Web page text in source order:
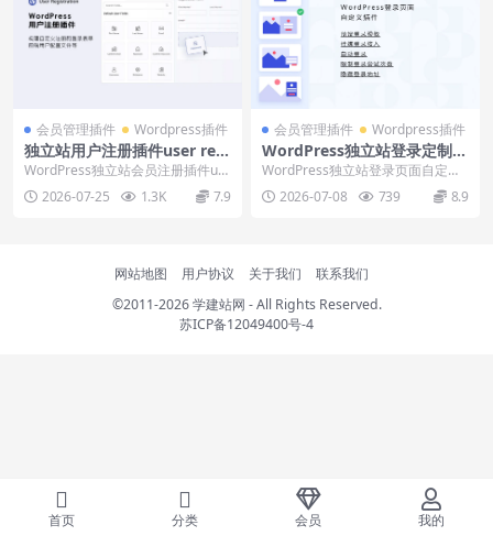
会员管理插件 Wordpress插件
独立站用户注册插件user regi
stration下载安装使用教程
WordPress独立站会员注册插件us
er registration，支持注册...
2026-07-25 1.3K 7.9
会员管理插件 Wordpress插件
WordPress独立站登录定制L
oginpress插件下载使用教程
WordPress独立站登录页面自定义
插件loginpress，支持预设登录页
面...2026-07-08 739 8.9
网站地图 用户协议 关于我们
联系我们
©2011-2026学建站网 - All Rights Reserved.
苏ICP备12049400号-4
首页 分类 会员 我的